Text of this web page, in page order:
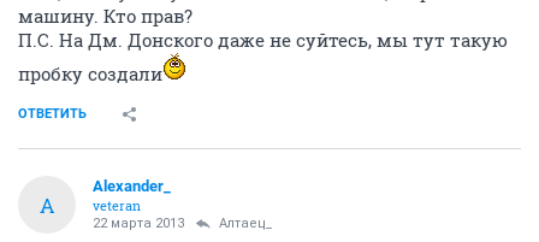
машину. Кто прав?
П.С. На Дм. Донского даже не суйтесь, мы тут такую
пробку создали
ОТВЕТИТЬ
A
Alexander_
veteran
22 марта 2013 Алтаец_